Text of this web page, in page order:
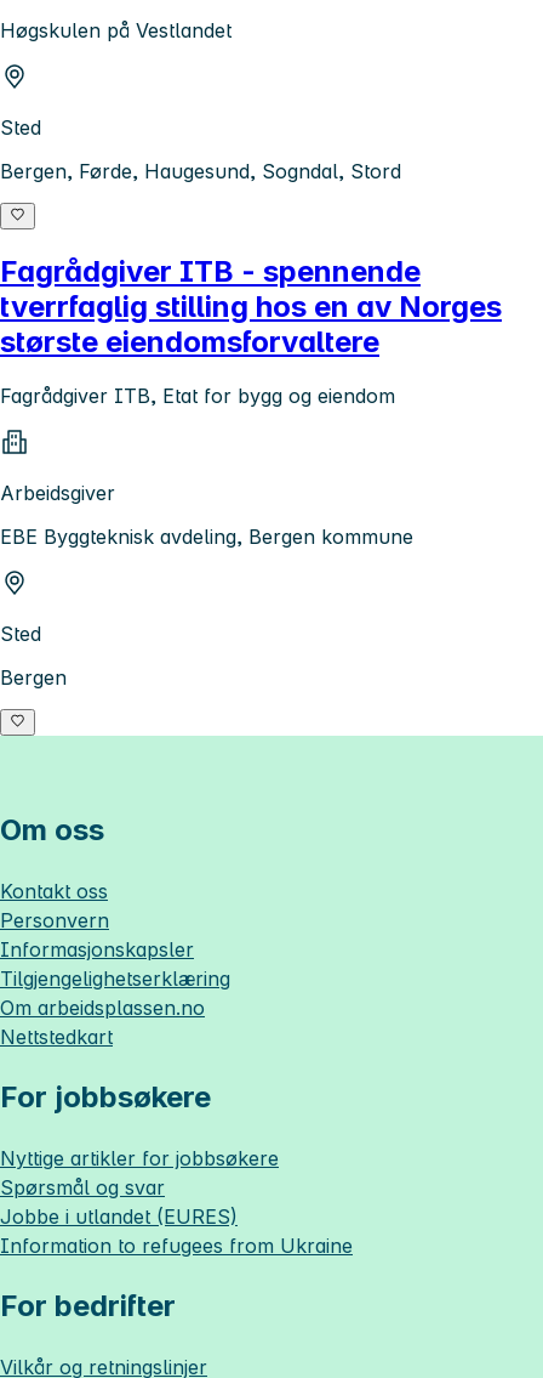
Høgskulen på Vestlandet
Sted
Bergen, Førde, Haugesund, Sogndal, Stord
Fagrådgiver ITB - spennende
tverrfaglig stilling hos en av Norges
største eiendomsforvaltere
Fagrådgiver ITB, Etat for bygg og eiendom
Arbeidsgiver
EBE Byggteknisk avdeling, Bergen kommune
Sted
Bergen
Om oss
Kontakt oss
Personvern
Informasjonskapsler
Tilgjengelighetserklæring
Om arbeidsplassen.no
Nettstedkart
For jobbsøkere
Nyttige artikler for jobbsøkere
Spørsmål og svar
Jobbe i utlandet (EURES)
Information to refugees from Ukraine
For bedrifter
Vilkår og retningslinjer